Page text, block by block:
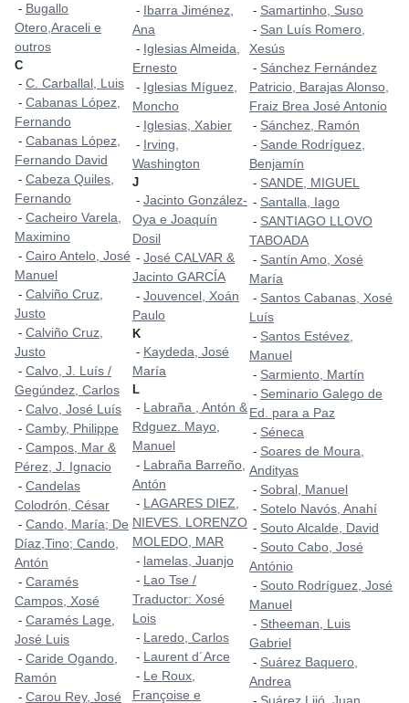
- Bugallo
Otero,Araceli e
outros
C
- C. Carballal, Luis
- Cabanas López,
Fernando
- Cabanas López,
Fernando David
- Cabeza Quiles,
Fernando
- Cacheiro Varela,
Maximino
- Cairo Antelo, José
Manuel
- Calviño Cruz,
Justo
- Calviño Cruz,
Justo
- Calvo, J. Luís /
Gegúndez, Carlos
- Calvo, José Luís
- Camby, Philippe
- Campos, Mar &
Pérez, J. Ignacio
- Candelas
Colodrón, César
- Cando, María; De
Díaz,Tino; Cando,
Antón
- Caramés
Campos, Xosé
- Caramés Lage,
José Luis
- Caride Ogando,
Ramón
- Carou Rey, José
- Ibarra Jiménez,
Ana
- Iglesias Almeida,
Ernesto
- Iglesias Míguez,
Moncho
- Iglesias, Xabier
- Irving,
Washington
J
- Jacinto González-
Oya e Joaquín
Dosil
- José CALVAR &
Jacinto GARCÍA
- Jouvencel, Xoán
Paulo
K
- Kaydeda, José
María
L
- Labraña , Antón &
Rdguez. Mayo,
Manuel
- Labraña Barreño,
Antón
- LAGARES DIEZ,
NIEVES. LORENZO
MOLEDO, MAR
- lamelas, Juanjo
- Lao Tse /
Traductor: Xosé
Lois
- Laredo, Carlos
- Laurent d´Arce
- Le Roux,
Françoise e
- Samartinho, Suso
- San Luís Romero,
Xesús
- Sánchez Fernández
Patricio, Barajas Alonso,
Fraiz Brea José Antonio
- Sánchez, Ramón
- Sande Rodríguez,
Benjamín
- SANDE, MIGUEL
- Santalla, Iago
- SANTIAGO LLOVO
TABOADA
- Santín Amo, Xosé
María
- Santos Cabanas, Xosé
Luís
- Santos Estévez,
Manuel
- Sarmiento, Martín
- Seminario Galego de
Ed. para a Paz
- Séneca
- Soares de Moura,
Andityas
- Sobral, Manuel
- Sotelo Navós, Anahí
- Souto Alcalde, David
- Souto Cabo, José
António
- Souto Rodríguez, José
Manuel
- Stheeman, Luis
Gabriel
- Suárez Baquero,
Andrea